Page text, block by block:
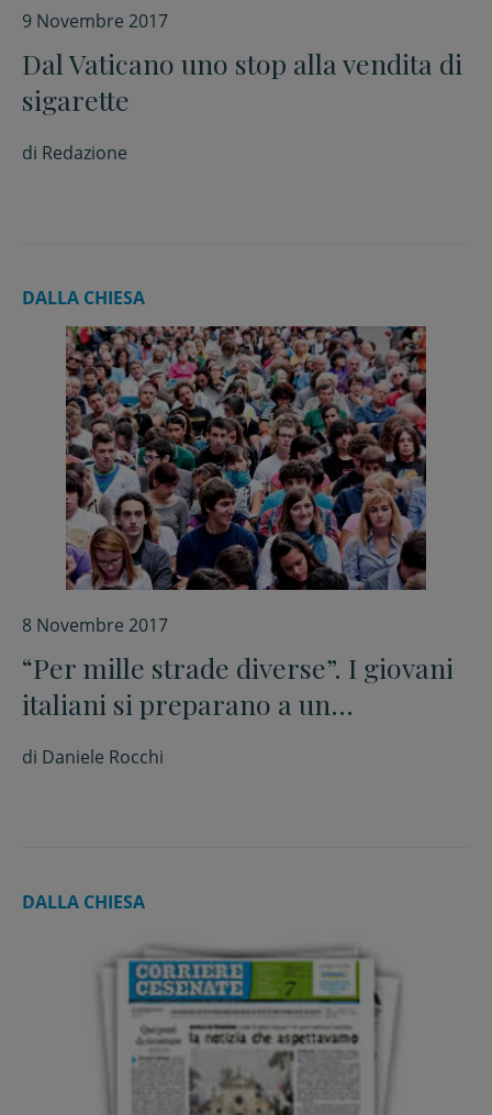
9 Novembre 2017
Dal Vaticano uno stop alla vendita di
sigarette
di Redazione
DALLA CHIESA
8 Novembre 2017
“Per mille strade diverse”. I giovani
italiani si preparano a un
appuntamento molto atteso
di Daniele Rocchi
DALLA CHIESA